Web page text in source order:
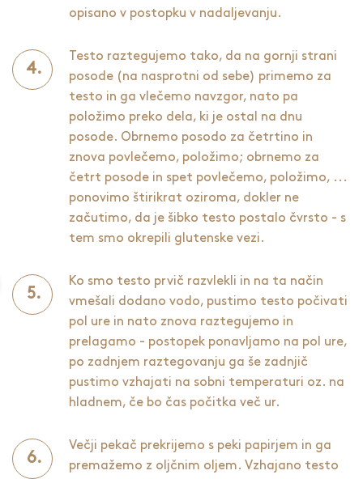
opisano v postopku v nadaljevanju.
Testo raztegujemo tako, da na gornji strani
posode (na nasprotni od sebe) primemo za
testo in ga vlečemo navzgor, nato pa
položimo preko dela, ki je ostal na dnu
posode. Obrnemo posodo za četrtino in
znova povlečemo, položimo; obrnemo za
četrt posode in spet povlečemo, položimo, ...
ponovimo štirikrat oziroma, dokler ne
začutimo, da je šibko testo postalo čvrsto - s
tem smo okrepili glutenske vezi.
Ko smo testo prvič razvlekli in na ta način
vmešali dodano vodo, pustimo testo počivati
pol ure in nato znova raztegujemo in
prelagamo - postopek ponavljamo na pol ure,
po zadnjem raztegovanju ga še zadnjič
pustimo vzhajati na sobni temperaturi oz. na
hladnem, če bo čas počitka več ur.
Večji pekač prekrijemo s peki papirjem in ga
premažemo z oljčnim oljem. Vzhajano testo